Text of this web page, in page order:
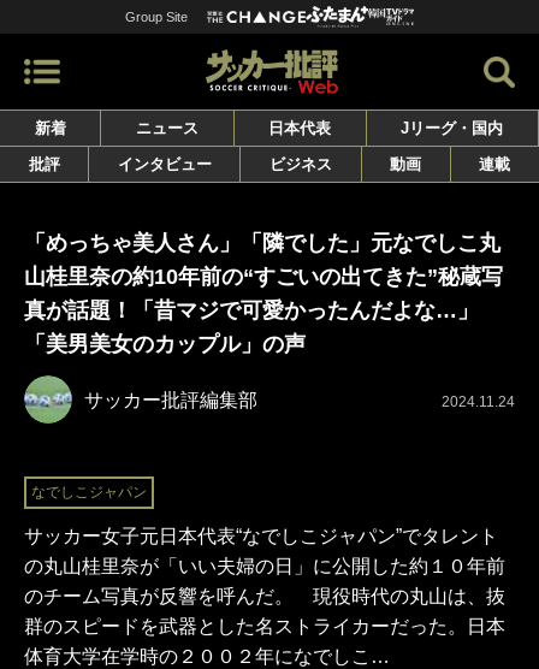
Group Site
新着 ニュース 日本代表
Jリーグ・国内
批評
インタビュー ビジネス 動画 連載
「めっちゃ美人さん」「隣でした」元なでしこ丸
山桂里奈の約10年前の“すごいの出てきた”秘蔵写
真が話題！「昔マジで可愛かったんだよな…」
「美男美女のカップル」の声
サッカー批評編集部 2024.11.24
なでしこジャパン
サッカー女子元日本代表“なでしこジャパン”でタレント
の丸山桂里奈が「いい夫婦の日」に公開した約１０年前
のチーム写真が反響を呼んだ。 現役時代の丸山は、抜
群のスピードを武器とした名ストライカーだった。日本
体育大学在学時の２００２年になでしこ…